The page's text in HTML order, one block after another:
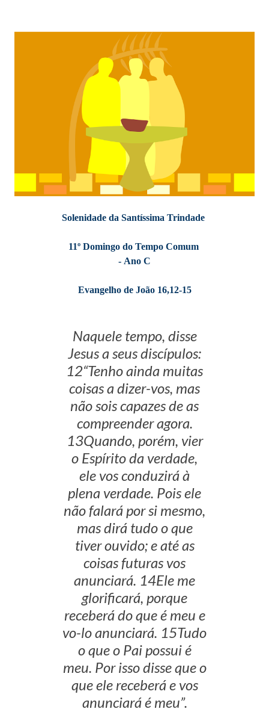
Solenidade da Santíssima Trindade
11º Domingo do Tempo Comum
- Ano C
Evangelho de João 16,12-15
Naquele tempo, disse
Jesus a seus discípulos:
12“Tenho ainda muitas
coisas a dizer-vos, mas
não sois capazes de as
compreender agora.
13Quando, porém, vier
o Espírito da verdade,
ele vos conduzirá à
plena verdade. Pois ele
não falará por si mesmo,
mas dirá tudo o que
tiver ouvido; e até as
coisas futuras vos
anunciará. 14Ele me
glorificará, porque
receberá do que é meu e
vo-lo anunciará. 15Tudo
o que o Pai possui é
meu. Por isso disse que o
que ele receberá e vos
anunciará é meu”.